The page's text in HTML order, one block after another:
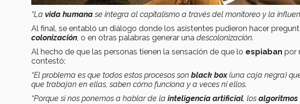
“La vida humanase integra al capitalismo a través del monitoreo y la
Al final, se entabló un diálogo donde los asistentes pudieron hacer
colonización, o en otras palabras generar una descolonización.
Al hecho de que las personas tienen la sensación de que lo espiaban por
contestó:
“El problema es que todos estos procesos son black box(una caja negra)
que trabajan en ellas, saben cómo funciona y a veces ni ellos.
“Porque si nos ponemos a hablar de la inteligencia artificial, los algoritmos